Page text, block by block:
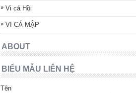
Vi cá Hồi
VI CÁ MẬP
ABOUT
BIỂU MẪU LIÊN HỆ
Tên